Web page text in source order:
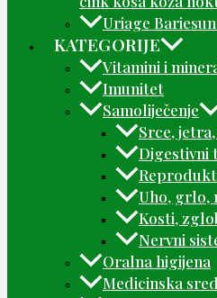
Uriage
KATEGORIJE
Vitamini i
Imunitet
Samoliječenje
Srce,
Digestivni
Uho, grlo,
Kosti,
Nervni
Oralna higijena
Medicinska